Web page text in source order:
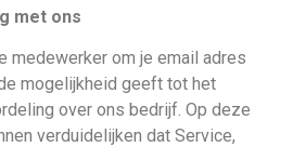
met ons
medewerker om je email adres
mogelijkheid geeft tot het
over ons bedrijf. Op deze
verduidelijken dat Service,